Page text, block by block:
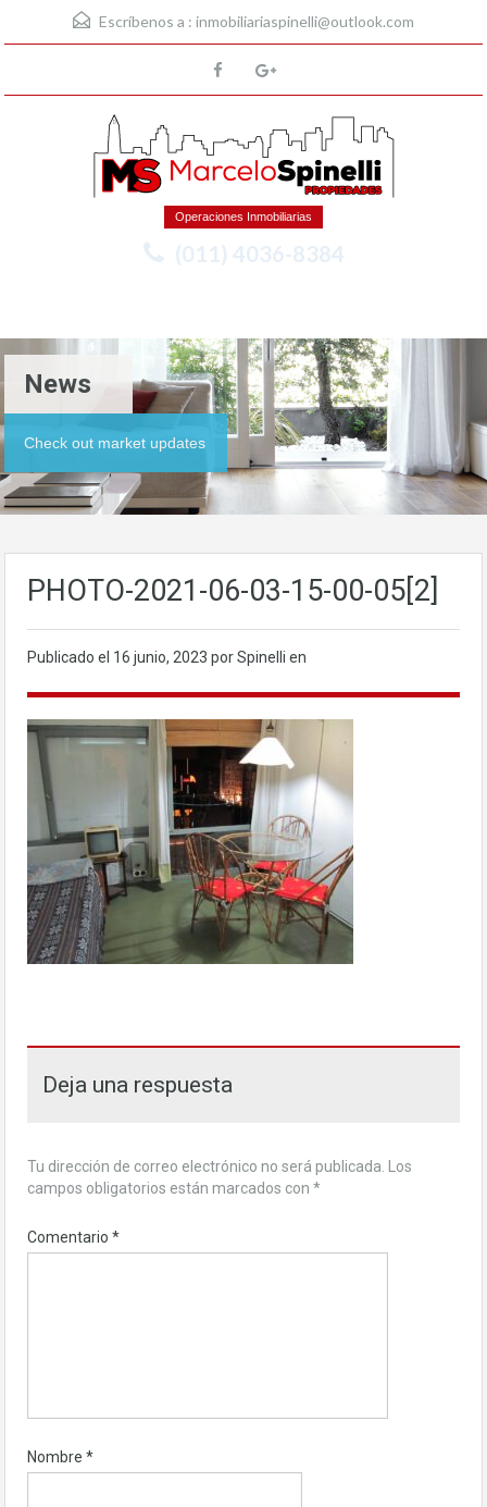
Escríbenos a : inmobiliariaspinelli@outlook.com
Operaciones Inmobiliarias
(011) 4036-8384
News
Check out market updates
PHOTO-2021-06-03-15-00-05[2]
Publicado el 16 junio, 2023 por Spinelli en
Deja una respuesta
Tu dirección de correo electrónico no será publicada.
Los
campos obligatorios están marcados con *
Comentario *
Nombre *